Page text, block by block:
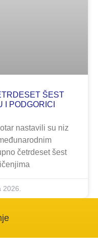
ŠEST
I PODGORICI
nastavili su niz
četrdeset šest
2026.